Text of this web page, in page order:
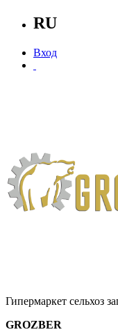
RU
Вход
Гипермаркет сельхоз
GROZBER